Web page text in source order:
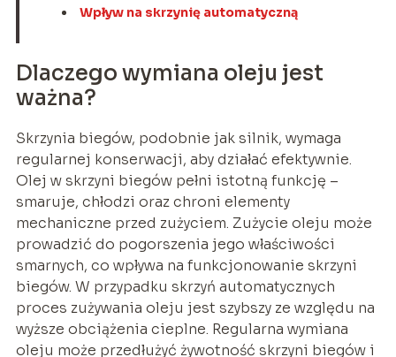
Wpływ na skrzynię automatyczną
Dlaczego wymiana oleju jest
ważna?
Skrzynia biegów, podobnie jak silnik, wymaga
regularnej konserwacji, aby działać efektywnie.
Olej w skrzyni biegów pełni istotną funkcję –
smaruje, chłodzi oraz chroni elementy
mechaniczne przed zużyciem. Zużycie oleju może
prowadzić do pogorszenia jego właściwości
smarnych, co wpływa na funkcjonowanie skrzyni
biegów. W przypadku skrzyń automatycznych
proces zużywania oleju jest szybszy ze względu na
wyższe obciążenia cieplne. Regularna wymiana
oleju może przedłużyć żywotność skrzyni biegów i